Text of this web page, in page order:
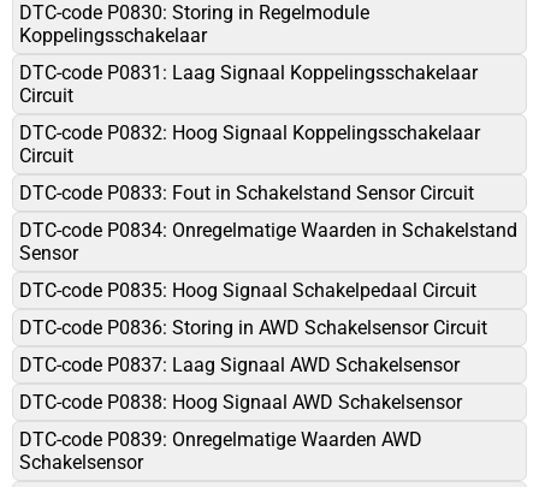
DTC-code P0830: Storing in Regelmodule
Koppelingsschakelaar
DTC-code P0831: Laag Signaal Koppelingsschakelaar
Circuit
DTC-code P0832: Hoog Signaal Koppelingsschakelaar
Circuit
DTC-code P0833: Fout in Schakelstand Sensor Circuit
DTC-code P0834: Onregelmatige Waarden in Schakelstand
Sensor
DTC-code P0835: Hoog Signaal Schakelpedaal Circuit
DTC-code P0836: Storing in AWD Schakelsensor Circuit
DTC-code P0837: Laag Signaal AWD Schakelsensor
DTC-code P0838: Hoog Signaal AWD Schakelsensor
DTC-code P0839: Onregelmatige Waarden AWD
Schakelsensor